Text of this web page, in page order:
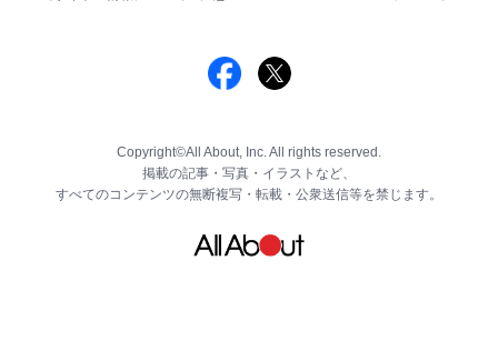
Copyright©All About, Inc. All rights reserved.
掲載の記事・写真・イラストなど、
すべてのコンテンツの無断複写・転載・公衆送信等を禁じます。